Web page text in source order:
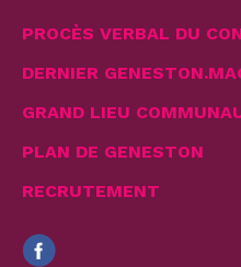
PROCÈS VERBAL DU
DERNIER
GRAND LIEU
PLAN DE GENESTON
RECRUTEMENT